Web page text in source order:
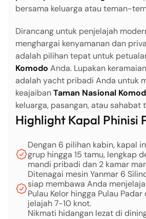
bersama keluarga atau teman-
Dirancang untuk penjelajah
menghargai kenyamanan dan
adalah pilihan tepat untuk
Komodo Anda. Lupakan
adalah yacht pribadi Anda untuk
keajaibanTaman Nasional
keluarga, pasangan, atau sahabat
Highlight Kapal Phinisi
Dengan 6 pilihan kabin, kapal
grup hingga 15 tamu, lengkap
mandi pribadi dan 2 kamar
Ditenagai mesin Yanmar 6
siap membawa Anda
Pulau Kelor hingga Pulau
jelajah 7-10 knot.
Nikmati hidangan lezat di